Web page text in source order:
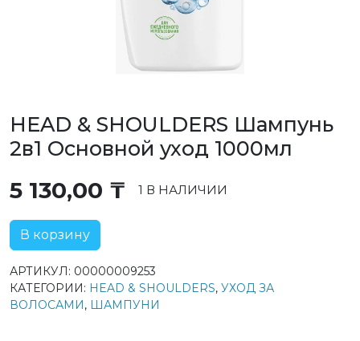
HEAD & SHOULDERS Шампунь
2в1 Основной уход 1000мл
5 130,00 ₸ 1 В НАЛИЧИИ
В корзину
АРТИКУЛ: 00000009253
КАТЕГОРИИ: HEAD & SHOULDERS, УХОД ЗА
ВОЛОСАМИ, ШАМПУНИ